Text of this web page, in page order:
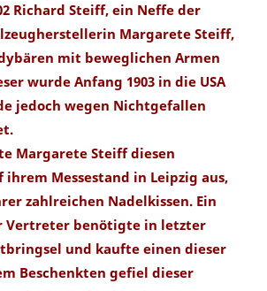
Richard Steiff, ein Neffe der
Margarete Steiff,
mit beweglichen Armen
wurde Anfang 1903 in die USA
jedoch wegen Nichtgefallen
Margarete Steiff diesen
ihrem Messestand in Leipzig aus,
zahlreichen Nadelkissen. Ein
Vertreter benötigte in letzter
und kaufte einen dieser
Beschenkten gefiel dieser